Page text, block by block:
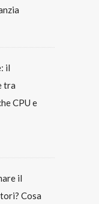
il
tra
CPU e
il
Cosa